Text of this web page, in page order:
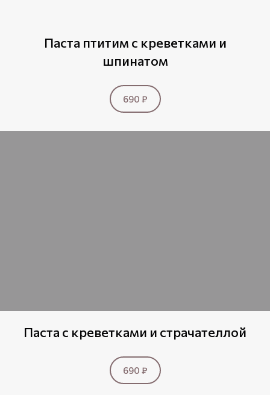
Паста птитим с креветками и
шпинатом
690 ₽
Паста с креветками и страчателлой
690 ₽